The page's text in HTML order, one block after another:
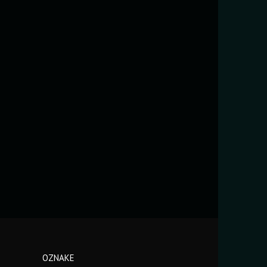
OZNAKE